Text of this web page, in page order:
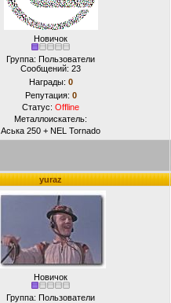
Новичок
Группа: Пользователи
Сообщений: 23
Награды: 0
Репутация: 0
Статус: Offline
Металлоискатель:
Аська 250 + NEL Tornado
yuraz
Новичок
Группа: Пользователи